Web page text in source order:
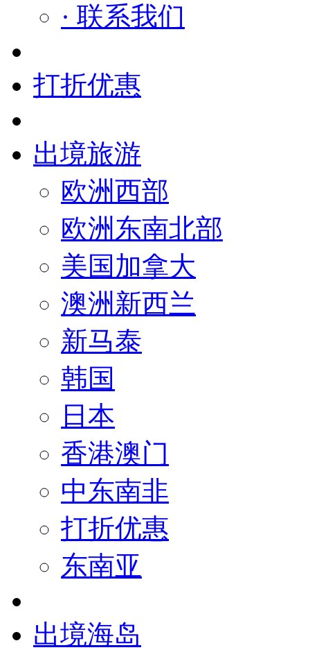
· 联系我们
打折优惠
出境旅游
欧洲西部
欧洲东南北部
美国加拿大
澳洲新西兰
新马泰
韩国
日本
香港澳门
中东南非
打折优惠
东南亚
出境海岛